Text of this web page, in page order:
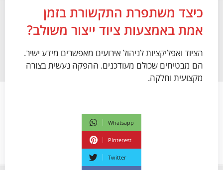
כיצד משתפרת התקשורת בזמן
אמת באמצעות ציוד ייצור משולב?
הציוד ואפליקציות לניהול אירועים מאפשרים מידע ישיר.
הם מבטיחים שכולם מעודכנים. ההפקה נעשית בצורה
מקצועית וחלקה.
Whatsapp
Pinterest
Twitter